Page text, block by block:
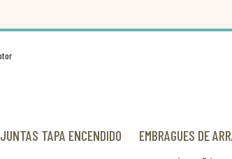
JUNTAS TAPA ENCENDIDO EMBRAGUES DE